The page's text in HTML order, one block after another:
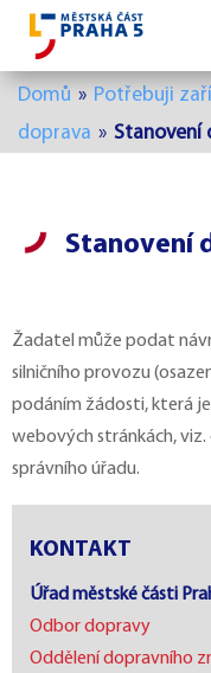
Domů » Potřebuji
doprava » Stanovení
Stanovení
Žadatel může podat
silničního provozu
podáním žádosti, která
webových stránkách, viz.
správního úřadu.
KONTAKT
Úřad městské části
Odbor dopravy
Oddělení dopravního